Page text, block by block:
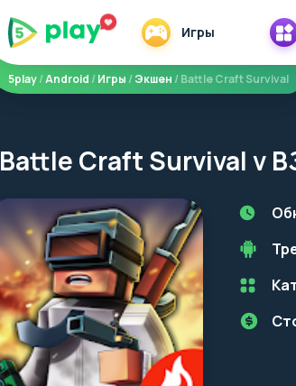
Игры
5play/Android /Игры /Экшен / Battle Craft Survival
Battle Craft Survival v